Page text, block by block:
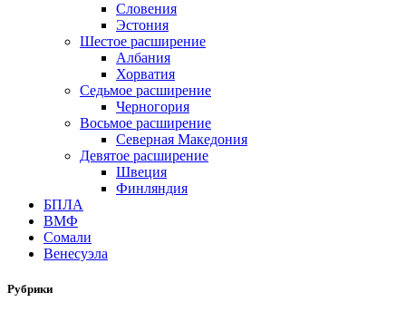
Словения
Эстония
Шестое расширение
Албания
Хорватия
Седьмое расширение
Черногория
Восьмое расширение
Северная Македония
Девятое расширение
Швеция
Финляндия
БПЛА
ВМФ
Сомали
Венесуэла
Рубрики